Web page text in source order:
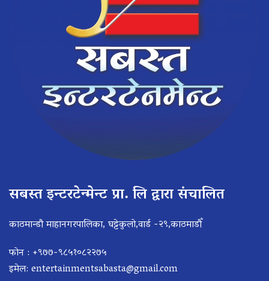
सबस्त इन्टरटेन्मेन्ट प्रा. लि द्वारा संचालित
काठमान्डौ माहानगरपालिका, घट्टेकुलो,वार्ड -२९,काठमाडौँ
फोन : +९७७-९८५१०८२२७५
इमेल: entertainmentsabasta@gmail.com